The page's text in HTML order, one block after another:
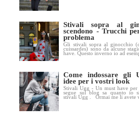
Stivali sopra al
scendono - Trucchi
problema
Gli stivali sopra al ginocchio
cuissardes) sono da alcune
have. Questo inverno io ad
Come indossare gli
idee per i vostri look
Stivali Ugg - Un must have
segue sul blog sa quanto io
stivali Ugg . Ormai me li avete